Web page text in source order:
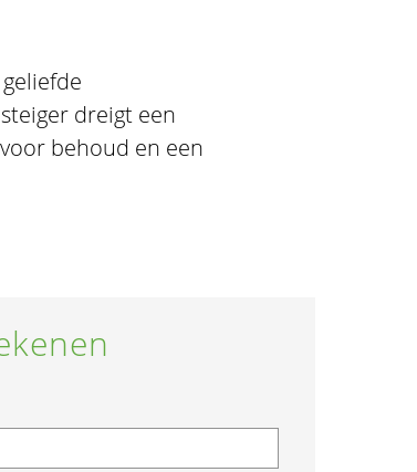
dreigt een
behoud en een